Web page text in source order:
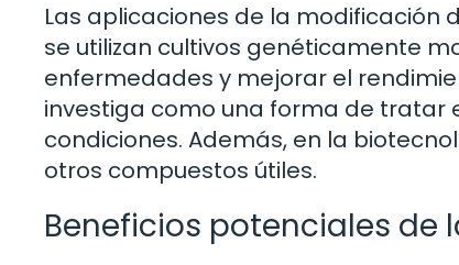
Las aplicaciones de la modificación
se utilizan cultivos genéticamente
enfermedades y mejorar el
investiga como una forma de tratar
condiciones. Además, en la
otros compuestos útiles.
Beneficios potenciales de